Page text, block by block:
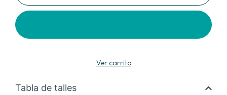
Ver carrito
Tabla de talles